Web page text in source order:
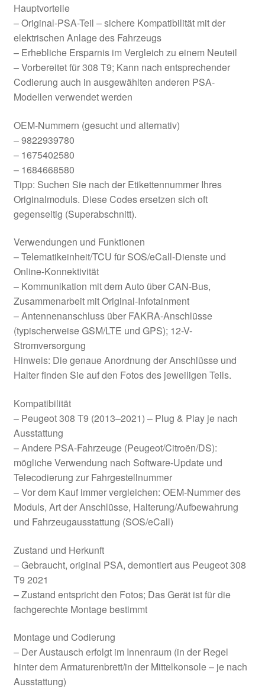
Hauptvorteile
– Original-PSA-Teil – sichere Kompatibilität mit der
elektrischen Anlage des Fahrzeugs
– Erhebliche Ersparnis im Vergleich zu einem Neuteil
– Vorbereitet für 308 T9; Kann nach entsprechender
Codierung auch in ausgewählten anderen PSA-
Modellen verwendet werden
OEM-Nummern (gesucht und alternativ)
– 9822939780
– 1675402580
– 1684668580
Tipp: Suchen Sie nach der Etikettennummer Ihres
Originalmoduls. Diese Codes ersetzen sich oft
gegenseitig (Superabschnitt).
Verwendungen und Funktionen
– Telematikeinheit/TCU für SOS/eCall-Dienste und
Online-Konnektivität
– Kommunikation mit dem Auto über CAN-Bus,
Zusammenarbeit mit Original-Infotainment
– Antennenanschluss über FAKRA-Anschlüsse
(typischerweise GSM/LTE und GPS); 12-V-
Stromversorgung
Hinweis: Die genaue Anordnung der Anschlüsse und
Halter finden Sie auf den Fotos des jeweiligen Teils.
Kompatibilität
– Peugeot 308 T9 (2013–2021) – Plug & Play je nach
Ausstattung
– Andere PSA-Fahrzeuge (Peugeot/Citroën/DS):
mögliche Verwendung nach Software-Update und
Telecodierung zur Fahrgestellnummer
– Vor dem Kauf immer vergleichen: OEM-Nummer des
Moduls, Art der Anschlüsse, Halterung/Aufbewahrung
und Fahrzeugausstattung (SOS/eCall)
Zustand und Herkunft
– Gebraucht, original PSA, demontiert aus Peugeot 308
T9 2021
– Zustand entspricht den Fotos; Das Gerät ist für die
fachgerechte Montage bestimmt
Montage und Codierung
– Der Austausch erfolgt im Innenraum (in der Regel
hinter dem Armaturenbrett/in der Mittelkonsole – je nach
Ausstattung)